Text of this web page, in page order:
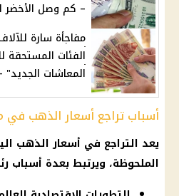
– كم وصل الأخضر
مفاجأة سارة
الفئات المستحقة
المعاشات
أسباب تراجع أسعار الذهب في
يعد التراجع في أسعار الذهب
الملحوظة، ويرتبط بعدة أسباب